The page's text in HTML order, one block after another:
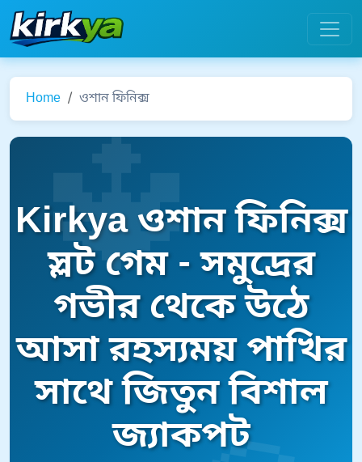
Home ওশান ফিনিক্স
Kirkya ওশান ফিনিক্স
স্লট গেম - সমুদ্রের
গভীর থেকে উঠে
আসা রহস্যময় পাখির
সাথে জিতুন বিশাল
জ্যাকপট